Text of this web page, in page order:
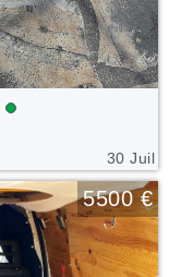
30 Juil
5500 €